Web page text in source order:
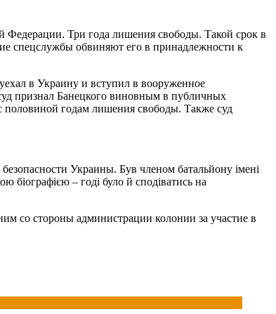
Федерации. Три года лишения свободы. Такой срок в
спецслужбы обвиняют его в принадлежности к
в Украину и вступил в вооруженное
признал Банецкого виновным в публичных
половиной годам лишения свободы. Также суд
Украины. Був членом батальйону імені
біографією – годі було й сподіватись на
со стороны администрации колонии за участие в